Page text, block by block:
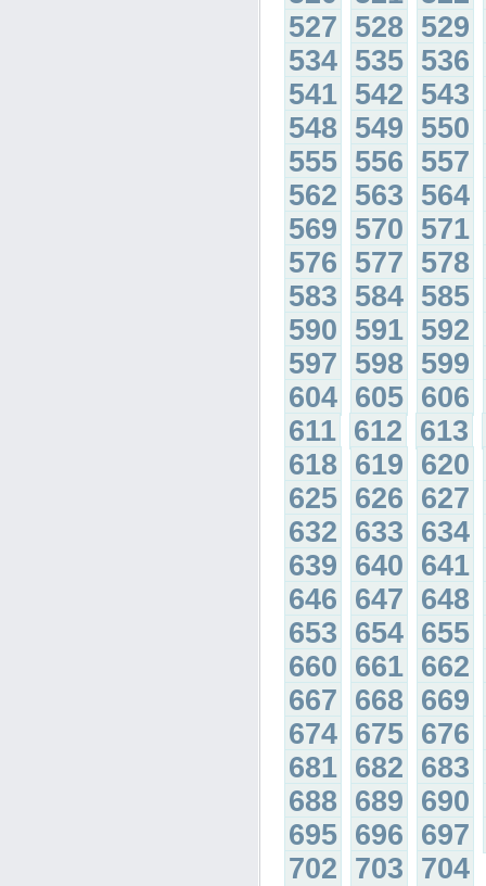
527 528 529
534 535 536
541 542 543
548 549 550
555 556 557
562 563 564
569 570 571
576 577 578
583 584 585
590 591 592
597 598 599
604 605 606
611 612 613
618 619 620
625 626 627
632 633 634
639 640 641
646 647 648
653 654 655
660 661 662
667 668 669
674 675 676
681 682 683
688 689 690
695 696 697
702 703 704